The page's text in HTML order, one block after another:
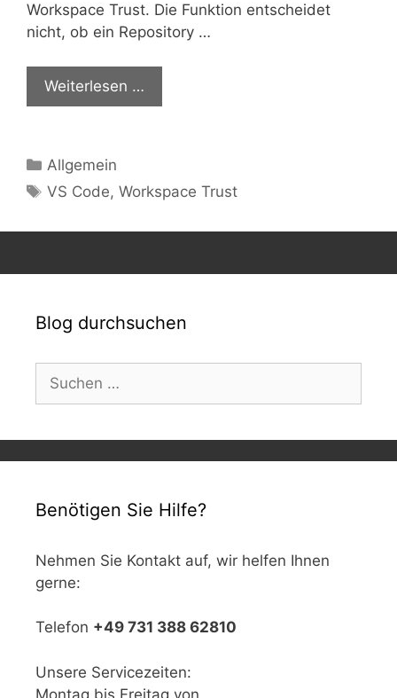
Workspace Trust. Die Funktion entscheidet
nicht, ob ein Repository …
Weiterlesen …
Kategorien
Allgemein
Schlagwörter
VS Code,Workspace Trust
Blog durchsuchen
nach:
Benötigen Sie Hilfe?
Nehmen Sie Kontakt auf, wir helfen Ihnen
gerne:
Telefon +49 731 388 62810
Unsere Servicezeiten:
Montag bis Freitag von